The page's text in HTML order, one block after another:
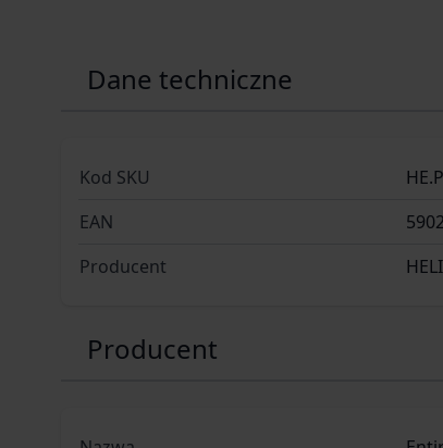
Dane techniczne
Kod SKU
EAN
Producent
Producent